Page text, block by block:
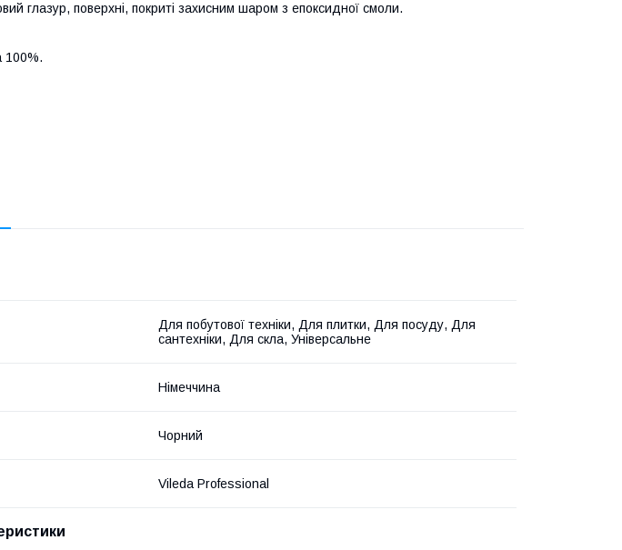
глазур, поверхні, покриті захисним шаром з епоксидної смоли.
100%.
Для побутової техніки, Для плитки, Для посуду, Для
сантехніки, Для скла, Універсальне
Німеччина
Чорний
Vileda Professional